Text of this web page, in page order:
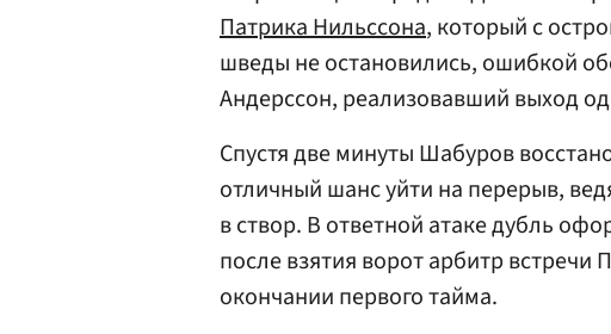
Патрика Нильссона, который с
шведы не остановились, ошибкой
Андерсcон, реализовавший выход
Спустя две минуты Шабуров
отличный шанс уйти на перерыв,
в створ. В ответной атаке дубль
после взятия ворот арбитр встречи
окончании первого тайма.